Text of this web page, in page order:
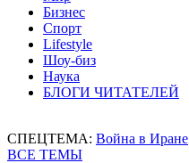
Бизнес
Спорт
Lifestyle
Шоу-биз
Наука
БЛОГИ ЧИТАТЕЛЕЙ
СПЕЦТЕМА: Война в Иране
ВСЕ ТЕМЫ